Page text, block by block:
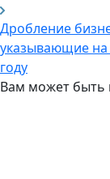
Дробление
указывающие на
году
Вам может быть